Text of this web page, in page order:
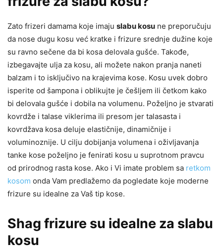
Zato frizeri damama koje imaju slabu kosu ne preporučuju
da nose dugu kosu već kratke i frizure srednje dužine koje
su ravno sečene da bi kosa delovala gušće. Takođe,
izbegavajte ulja za kosu, ali možete nakon pranja naneti
balzam i to isključivo na krajevima kose. Kosu uvek dobro
isperite od šampona i oblikujte je češljem ili četkom kako
bi delovala gušće i dobila na volumenu. Poželjno je stvarati
kovrdže i talase viklerima ili presom jer talasasta i
kovrdžava kosa deluje elastičnije, dinamičnije i
voluminoznije. U cilju dobijanja volumena i oživljavanja
tanke kose poželjno je fenirati kosu u suprotnom pravcu
od prirodnog rasta kose. Ako i Vi imate problem sa retkom
kosom onda Vam predlažemo da pogledate koje moderne
frizure su idealne za Vaš tip kose.
Shag frizure su idealne za slabu
kosu